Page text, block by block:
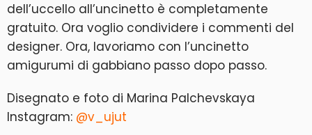
dell’uccello all’uncinetto è completamente
gratuito. Ora voglio condividere i commenti del
designer. Ora, lavoriamo con l’uncinetto
amigurumi di gabbiano passo dopo passo.
Disegnato e foto di Marina Palchevskaya
Instagram: @v_ujut